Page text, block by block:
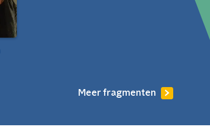
Meer fragmenten